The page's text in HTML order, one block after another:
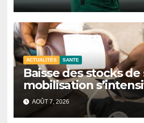
ACTUALITÉS SANTE
Baisse des stocks de
mobilisation
CNTS de Dakar.
AOÛT 7, 2026